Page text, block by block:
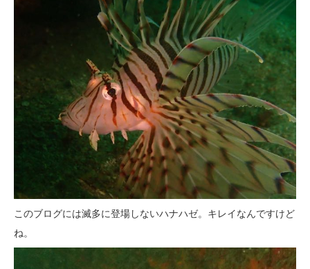
このブログには滅多に登場しないハナハゼ。キレイなんですけど
ね。